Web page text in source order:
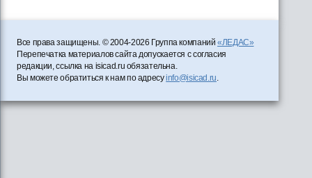
Все права защищены. © 2004-2026 Группа компаний«ЛЕДАС»
Перепечатка материалов сайта допускается с согласия
редакции, ссылка на isicad.ru обязательна.
Вы можете обратиться к нам по адресуinfo@isicad.ru.